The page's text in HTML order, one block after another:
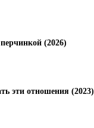
(2026)
эти отношения (2023)